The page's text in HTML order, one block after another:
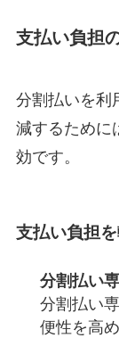
支払い負担
分割払いを利
減するために
効です。
支払い負担
分割払い
分割払い
便性を高